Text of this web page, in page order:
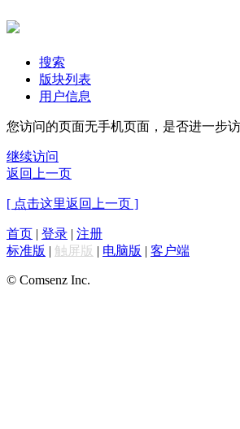
搜索
版块列表
用户信息
您访问的页面无手机页面，是否进一步
继续访问
返回上一页
[ 点击这里返回上一页 ]
首页 | 登录 | 注册
标准版 | 触屏版 | 电脑版 | 客户端
© Comsenz Inc.